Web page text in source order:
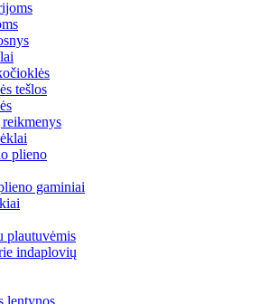
tešlos
gaminiai
plautuvėmis
indaplovių
lentynos